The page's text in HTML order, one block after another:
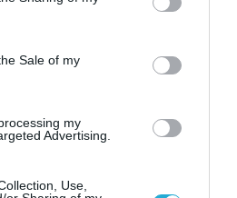
and its third-party tags to
purposes in below Google
Sale of my
my
Advertising.
Use,
ΣΥΝΤΑΚΤΗΣ
και αγορών. Παρακολουθεί τις
δραστηριότητα και την